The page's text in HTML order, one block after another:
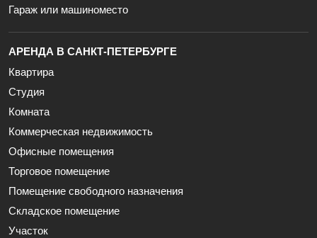
Гараж или машиноместо
АРЕНДА В САНКТ-ПЕТЕРБУРГЕ
Квартира
Студия
Комната
Коммерческая недвижимость
Офисные помещения
Торговое помещение
Помещение свободного назначения
Складское помещение
Участок